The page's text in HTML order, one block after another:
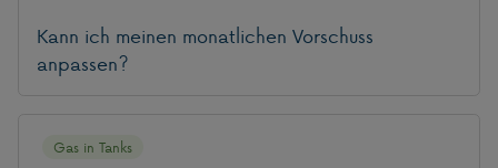
Kann ich meinen monatlichen Vorschuss
anpassen?
Gas in Tanks